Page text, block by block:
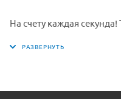
На счету каждая
водах залива у города